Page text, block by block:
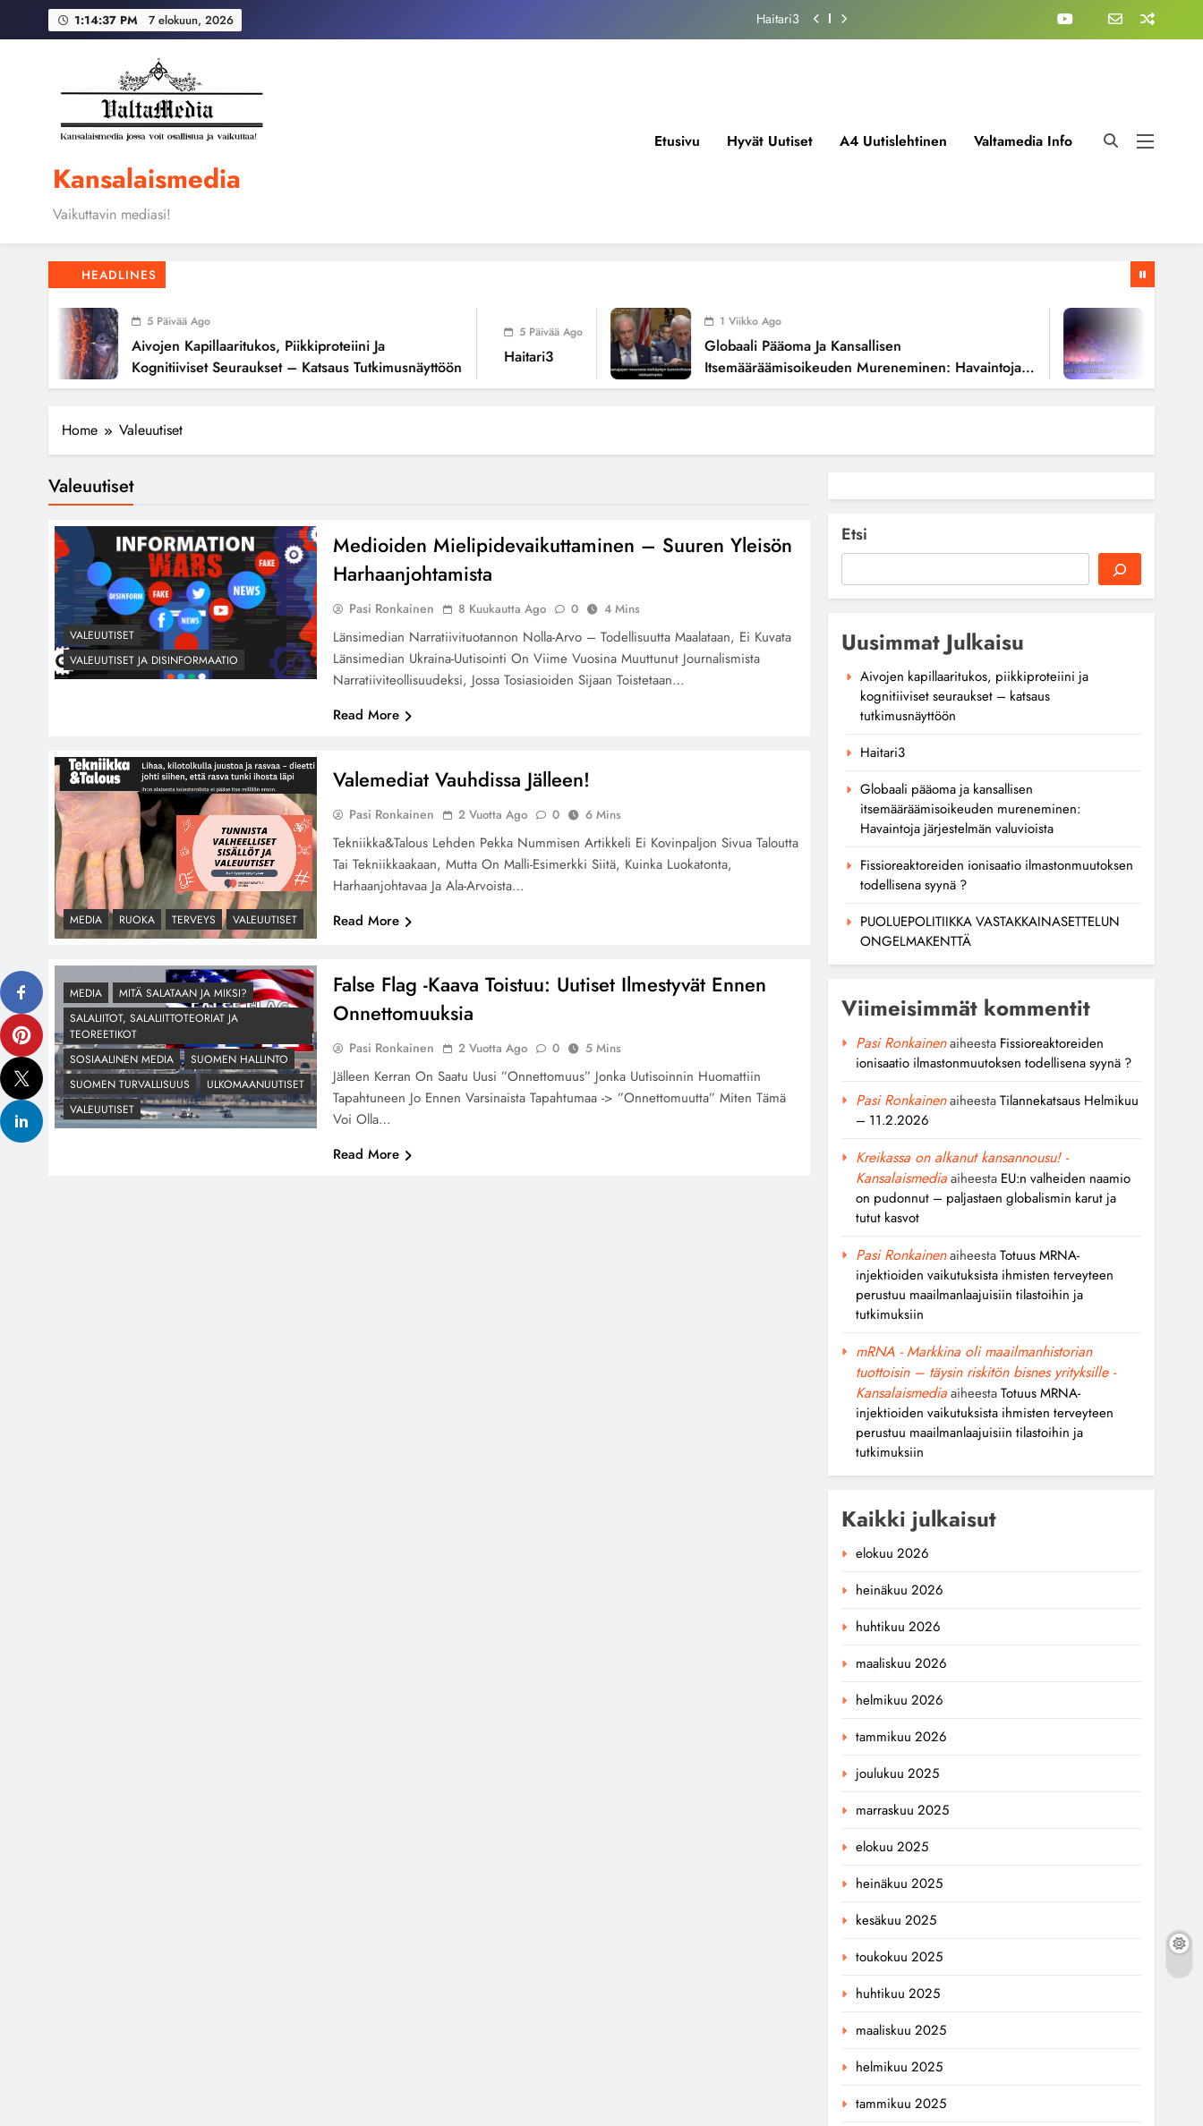
1:14:38 PM 7 elokuun, 2026 Globaali pääoma ja kansallisen itsemääräämisoikeuden mureneminen: Havaintoja järjestelmän
Haitari3
Kansalaismedia
Vaikuttavin mediasi!
Etusivu Hyvät Uutiset A4 Uutislehtinen Valtamedia Info
HEADLINES
5 Päivää Ago
Aivojen Kapillaaritukos, Piikkiproteiini Ja
Kognitiiviset Seuraukset – Katsaus Tutkimusnäyttöön
5 Päivää Ago
Haitari3
1 Viikko Ago
Globaali Pääoma Ja Kansallisen
Itsemääräämisoikeuden Mureneminen: Havaintoja
Järjestelmän Valuvioista
Home Valeuutiset
Valeuutiset
VALEUUTISET
VALEUUTISET JA DISINFORMAATIO
Medioiden Mielipidevaikuttaminen – Suuren Yleisön
Harhaanjohtamista
Pasi Ronkainen 8 Kuukautta Ago 0 4 Mins
Länsimedian Narratiivituotannon Nolla-Arvo – Todellisuutta Maalataan, Ei Kuvata
Länsimedian Ukraina-Uutisointi On Viime Vuosina Muuttunut Journalismista
Narratiiviteollisuudeksi, Jossa Tosiasioiden Sijaan Toistetaan…
Read More
MEDIA RUOKA TERVEYS VALEUUTISET
Valemediat Vauhdissa Jälleen!
Pasi Ronkainen 2 Vuotta Ago 0 6 Mins
Tekniikka&Talous Lehden Pekka Nummisen Artikkeli Ei Kovinpaljon Sivua Taloutta
Tai Tekniikkaakaan, Mutta On Malli-Esimerkki Siitä, Kuinka Luokatonta,
Harhaanjohtavaa Ja Ala-Arvoista…
Read More
MEDIA
MITÄ SALATAAN JA MIKSI?
SALALIITOT, SALALIITTOTEORIAT JA
TEOREETIKOT
SOSIAALINEN MEDIA
SUOMEN HALLINTO
SUOMEN TURVALLISUUS
ULKOMAANUUTISET
VALEUUTISET
False Flag -Kaava Toistuu: Uutiset Ilmestyvät Ennen
Onnettomuuksia
Pasi Ronkainen 2 Vuotta Ago 0 5 Mins
Jälleen Kerran On Saatu Uusi ”onnettomuus” Jonka Uutisoinnin Huomattiin
Tapahtuneen Jo Ennen Varsinaista Tapahtumaa -> ”onnettomuutta” Miten Tämä
Voi Olla…
Read More
Etsi
Uusimmat Julkaisu
Aivojen kapillaaritukos, piikkiproteiini ja
kognitiiviset seuraukset – katsaus
tutkimusnäyttöön
Haitari3
Globaali pääoma ja kansallisen
itsemääräämisoikeuden mureneminen:
Havaintoja järjestelmän valuvioista
Fissioreaktoreiden ionisaatio ilmastonmuutoksen
todellisena syynä ?
PUOLUEPOLITIIKKA VASTAKKAINASETTELUN
ONGELMAKENTTÄ
Viimeisimmät kommentit
Pasi Ronkainenaiheesta Fissioreaktoreiden
ionisaatio ilmastonmuutoksen todellisena syynä ?
Pasi RonkainenaiheestaTilannekatsaus Helmikuu
– 11.2.2026
Kreikassa on alkanut kansannousu! -
Kansalaismediaaiheesta EU:n valheiden naamio
on pudonnut – paljastaen globalismin karut ja
tutut kasvot
Pasi RonkainenaiheestaTotuus MRNA-
injektioiden vaikutuksista ihmisten terveyteen
perustuu maailmanlaajuisiin tilastoihin ja
tutkimuksiin
mRNA - Markkina oli maailmanhistorian
tuottoisin – täysin riskitön bisnes yrityksille -
KansalaismediaaiheestaTotuus MRNA-
injektioiden vaikutuksista ihmisten terveyteen
perustuu maailmanlaajuisiin tilastoihin ja
tutkimuksiin
Kaikki julkaisut
elokuu 2026
heinäkuu 2026
huhtikuu 2026
maaliskuu 2026
helmikuu 2026
tammikuu 2026
joulukuu 2025
marraskuu 2025
elokuu 2025
heinäkuu 2025
kesäkuu 2025
toukokuu 2025
huhtikuu 2025
maaliskuu 2025
helmikuu 2025
tammikuu 2025